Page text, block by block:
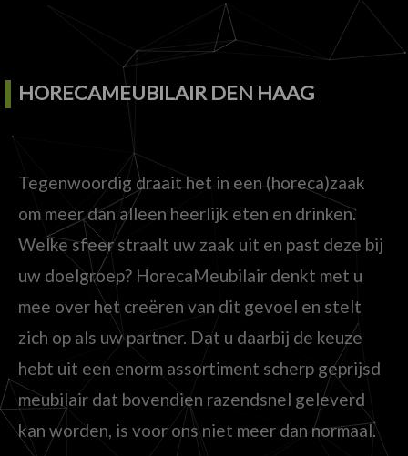
HORECAMEUBILAIR DEN HAAG
Tegenwoordig draait het in een (horeca)zaak
om meer dan alleen heerlijk eten en drinken.
Welke sfeer straalt uw zaak uit en past deze bij
uw doelgroep? HorecaMeubilair denkt met u
mee over het creëren van dit gevoel en stelt
zich op als uw partner. Dat u daarbij de keuze
hebt uit een enorm assortiment scherp geprijsd
meubilair dat bovendien razendsnel geleverd
kan worden, is voor ons niet meer dan normaal.